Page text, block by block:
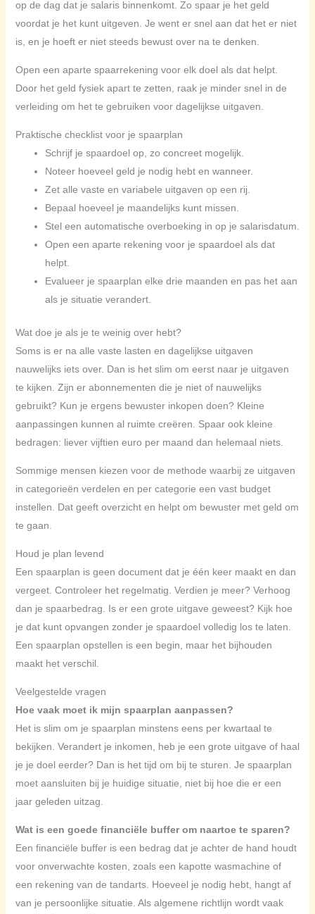
op de dag dat je salaris binnenkomt. Zo spaar je het geld
voordat je het kunt uitgeven. Je went er snel aan dat het er niet
is, en je hoeft er niet steeds bewust over na te denken.
Open een aparte spaarrekening voor elk doel als dat helpt.
Door het geld fysiek apart te zetten, raak je minder snel in de
verleiding om het te gebruiken voor dagelijkse uitgaven.
Praktische checklist voor je spaarplan
Schrijf je spaardoel op, zo concreet mogelijk.
Noteer hoeveel geld je nodig hebt en wanneer.
Zet alle vaste en variabele uitgaven op een rij.
Bepaal hoeveel je maandelijks kunt missen.
Stel een automatische overboeking in op je salarisdatum.
Open een aparte rekening voor je spaardoel als dat
helpt.
Evalueer je spaarplan elke drie maanden en pas het aan
als je situatie verandert.
Wat doe je als je te weinig over hebt?
Soms is er na alle vaste lasten en dagelijkse uitgaven
nauwelijks iets over. Dan is het slim om eerst naar je uitgaven
te kijken. Zijn er abonnementen die je niet of nauwelijks
gebruikt? Kun je ergens bewuster inkopen doen? Kleine
aanpassingen kunnen al ruimte creëren. Spaar ook kleine
bedragen: liever vijftien euro per maand dan helemaal niets.
Sommige mensen kiezen voor de methode waarbij ze uitgaven
in categorieën verdelen en per categorie een vast budget
instellen. Dat geeft overzicht en helpt om bewuster met geld om
te gaan.
Houd je plan levend
Een spaarplan is geen document dat je één keer maakt en dan
vergeet. Controleer het regelmatig. Verdien je meer? Verhoog
dan je spaarbedrag. Is er een grote uitgave geweest? Kijk hoe
je dat kunt opvangen zonder je spaardoel volledig los te laten.
Een spaarplan opstellen is een begin, maar het bijhouden
maakt het verschil.
Veelgestelde vragen
Hoe vaak moet ik mijn spaarplan aanpassen?
Het is slim om je spaarplan minstens eens per kwartaal te
bekijken. Verandert je inkomen, heb je een grote uitgave of haal
je je doel eerder? Dan is het tijd om bij te sturen. Je spaarplan
moet aansluiten bij je huidige situatie, niet bij hoe die er een
jaar geleden uitzag.
Wat is een goede financiële buffer om naartoe te sparen?
Een financiële buffer is een bedrag dat je achter de hand houdt
voor onverwachte kosten, zoals een kapotte wasmachine of
een rekening van de tandarts. Hoeveel je nodig hebt, hangt af
van je persoonlijke situatie. Als algemene richtlijn wordt vaak